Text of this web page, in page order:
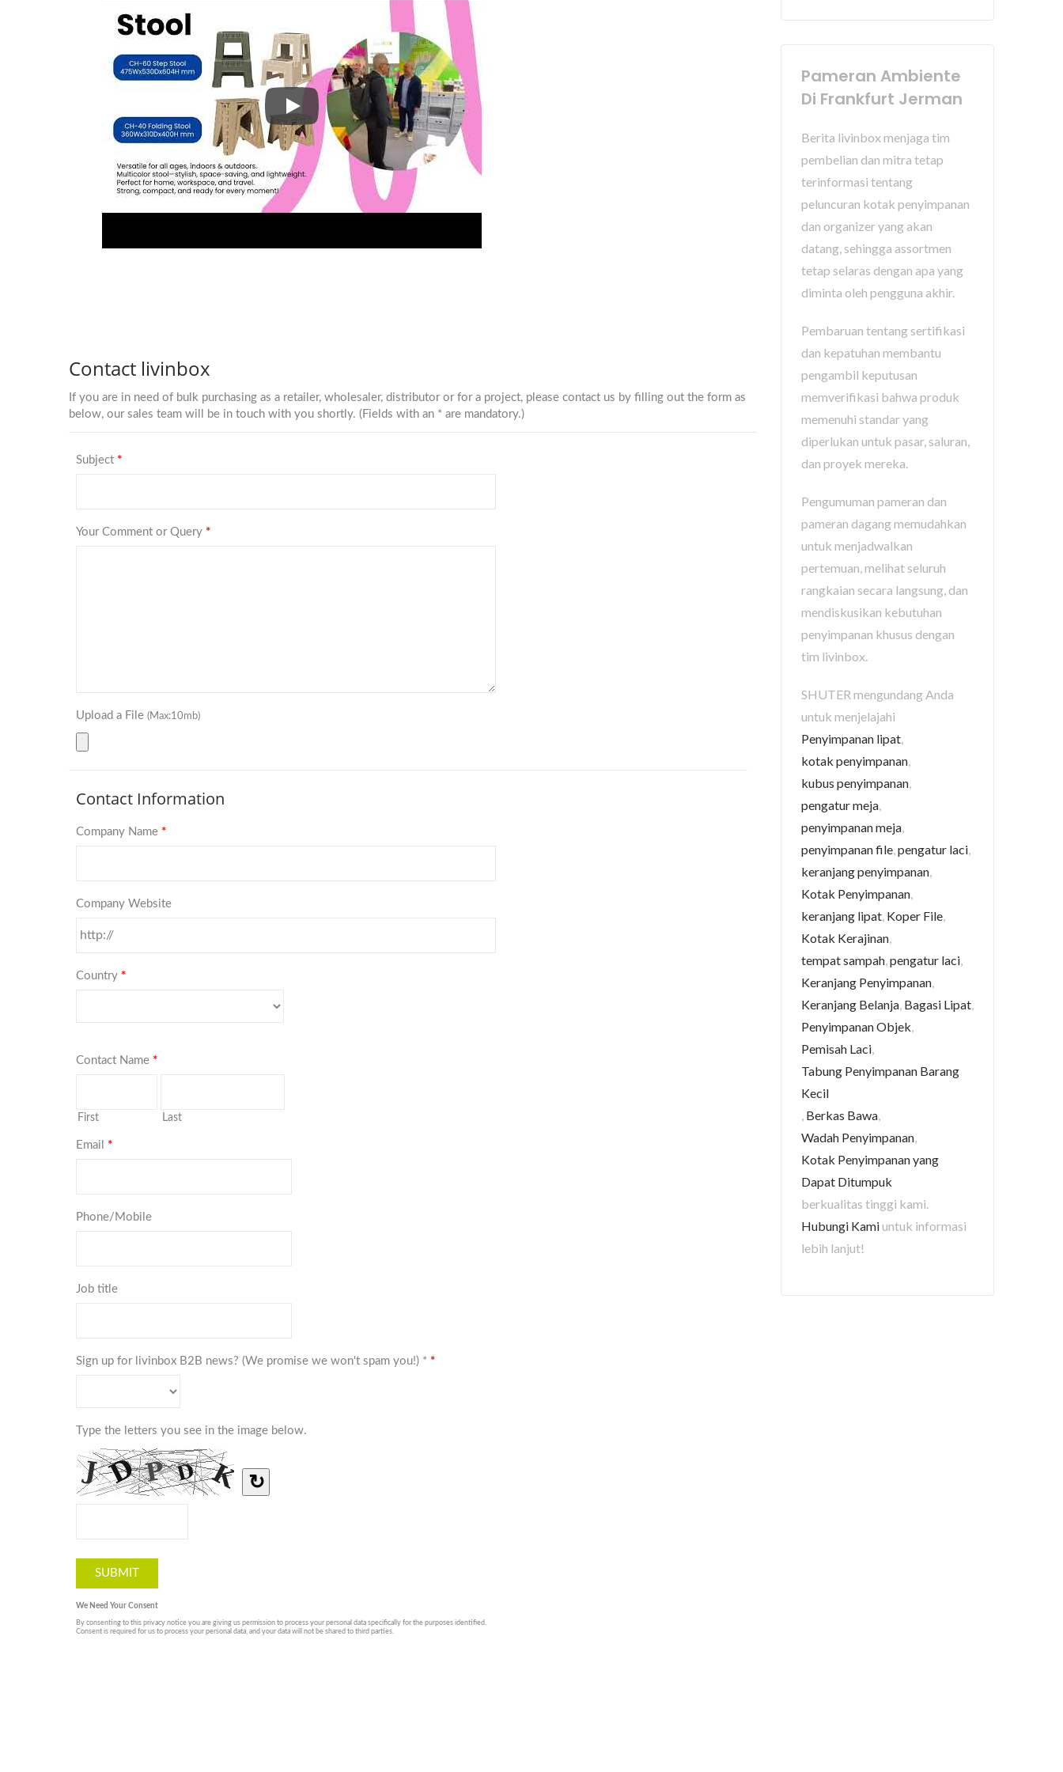
Pameran Ambiente di Frankfurt Jerman
Pameran Ambiente
Di Frankfurt Jerman
Berita livinbox menjaga tim
pembelian dan mitra tetap
terinformasi tentang
peluncuran kotak penyimpanan
dan organizer yang akan
datang, sehingga assortmen
tetap selaras dengan apa yang
diminta oleh pengguna akhir.
Pembaruan tentang sertifikasi
dan kepatuhan membantu
pengambil keputusan
memverifikasi bahwa produk
memenuhi standar yang
diperlukan untuk pasar, saluran,
dan proyek mereka.
Pengumuman pameran dan
pameran dagang memudahkan
untuk menjadwalkan
pertemuan, melihat seluruh
rangkaian secara langsung, dan
mendiskusikan kebutuhan
penyimpanan khusus dengan
tim livinbox.
SHUTER mengundang Anda
untuk menjelajahi
Penyimpanan lipat,
kotak penyimpanan,
kubus penyimpanan,
pengatur meja,
penyimpanan meja,
penyimpanan file,pengatur laci,
keranjang penyimpanan,
Kotak Penyimpanan,
keranjang lipat, Koper File,
Kotak Kerajinan,
tempat sampah,pengatur laci,
Keranjang Penyimpanan,
Keranjang Belanja, Bagasi Lipat,
Penyimpanan Objek,
Pemisah Laci,
Tabung Penyimpanan Barang
Kecil
, Berkas Bawa,
Wadah Penyimpanan,
Kotak Penyimpanan yang
Dapat Ditumpuk
berkualitas tinggi kami.
Hubungi Kamiuntuk informasi
lebih lanjut!